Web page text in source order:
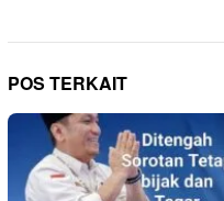
POS TERKAIT